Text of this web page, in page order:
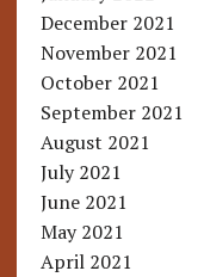
December 2021
November 2021
October 2021
September 2021
August 2021
July 2021
June 2021
May 2021
April 2021